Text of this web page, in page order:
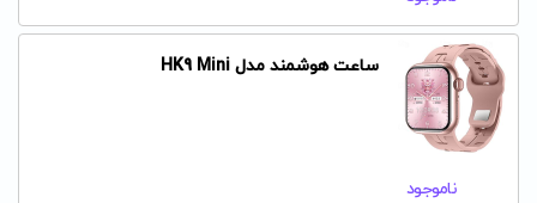
ساعت هوشمند مدل HK9 Mini
ناموجود